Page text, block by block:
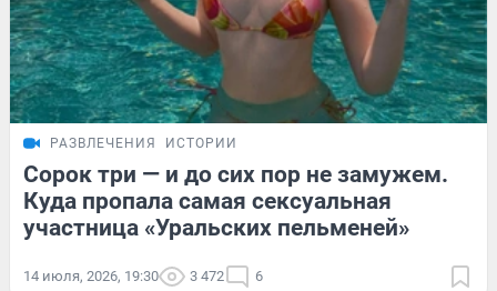
РАЗВЛЕЧЕНИЯ ИСТОРИИ
Сорок три — и до сих пор не замужем.
Куда пропала самая сексуальная
участница «Уральских пельменей»
14 июля, 2026, 19:30 3 472 6